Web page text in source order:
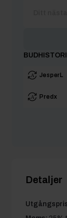
JesperL
Predx
Detaljer